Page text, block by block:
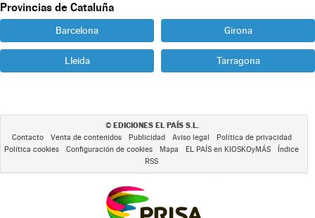
Provincias de Cataluña
Barcelona Girona
Lleida Tarragona
© EDICIONES EL PAÍS S.L.
Contacto Venta de contenidos Publicidad Aviso legal
Política de privacidad
Política cookies
Configuración de cookies Mapa EL PAÍS en KIOSKOyMÁS
Índice
RSS